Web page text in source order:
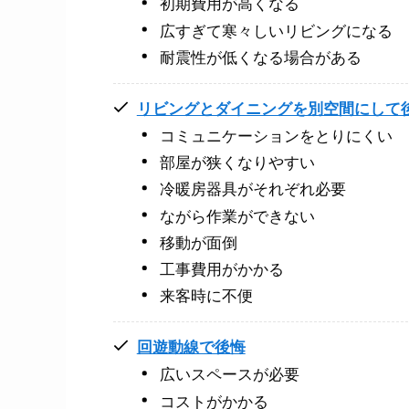
広すぎて寒々しいリビングになる
耐震性が低くなる場合がある
リビングとダイニングを別空間にして
コミュニケーションをとりにくい
部屋が狭くなりやすい
冷暖房器具がそれぞれ必要
ながら作業ができない
移動が面倒
工事費用がかかる
来客時に不便
回遊動線で後悔
広いスペースが必要
コストがかかる